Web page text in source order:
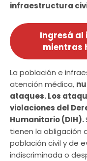
infraestructura
Ingresá al
mientras
La población e
atención médica,
ataques. Los
violaciones del
Humanitario (DIH).
tienen la obligación
población civil y de
indiscriminada o